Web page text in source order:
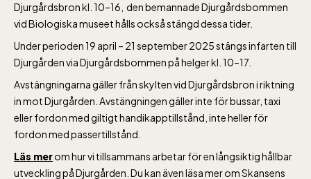
Djurgårdsbron kl. 10–16, den bemannade Djurgårdsbommen
vid Biologiska museet hålls också stängd dessa tider.
Under perioden 19 april – 21 september 2025 stängs infarten till
Djurgården via Djurgårdsbommen på helger kl. 10–17.
Avstängningarna gäller från skylten vid Djurgårdsbron i riktning
in mot Djurgården. Avstängningen gäller inte för bussar, taxi
eller fordon med giltigt handikapp­tillstånd, inte heller för
fordon med passertillstånd.
Läs merom hur vi tillsammans arbetar för en långsiktig hållbar
utveckling på Djurgården. Du kan även läsa mer om Skansens
april och därefter
dagligen.
Bergbanan kostar
35:- för uppfärd
och nedfärd för alla
över 4 år.
Rullstolsburna med
ledsagare åker
gratis.